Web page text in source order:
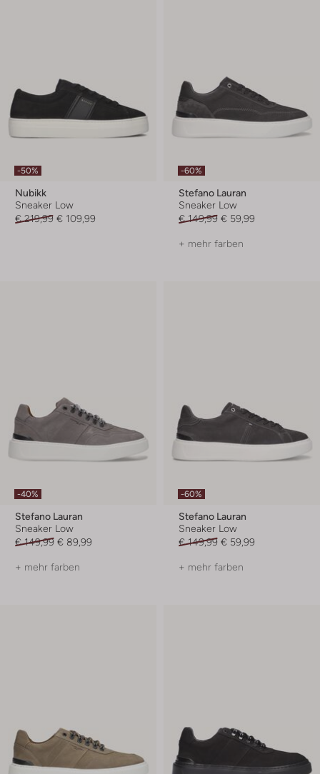
-50%
Nubikk
Sneaker Low
€ 219,99 € 109,99
-60%
Stefano Lauran
Sneaker Low
€ 149,99 € 59,99
+ mehr farben
-40%
Stefano Lauran
Sneaker Low
€ 149,99 € 89,99
+ mehr farben
-60%
Stefano Lauran
Sneaker Low
€ 149,99 € 59,99
+ mehr farben